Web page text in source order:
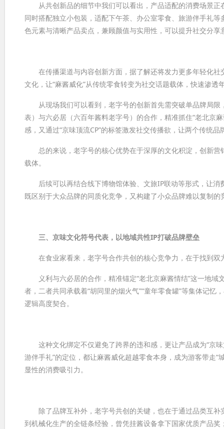
从共创新品的细节中我们可以看出，产品适配的消费场景正
同时搭配独立小包装，适配下午茶、办公室零食、旅游伴手礼
色元素与清晰产品卖点，兼顾颜值与实用性，可以提升社交分享
在传播渠道与内容创新方面，据了解还将发力更多年轻化社
文化，让“麻酱威化”从传统零食转变为社交话题载体，快速渗透
从现场我们可以看到，老字号的创新首先需突破单品牌局限
表）与六必居（六百年酱料老字号）的合作，精准抓住“老北京
感，又通过“京味顶流CP”的标签激发社交传播欲，让两个传统
总的来说，老字号的核心优势在于深厚的文化积淀，创新营
载体。
后续可以再结合线下博物馆体验、文旅IP联动等形式，让消
既区别于大众品牌的同质化竞争，又构建了小众品牌难以复制的
三、京味文化符号代表，以地域共性IP打破品牌壁垒
在食业家看来，老字号合作共创的核心竞争力，在于找到双
义利与六必居的合作，精准锚定“老北京麻酱情结”这一地域
者，二者共同承载着“胡同里的烟火气”“童年零食罐”等集体记忆
逻辑高度契合。
这种文化绑定不仅避免了跨界的违和感，更让产品成为“京味
游伴手礼”的定位，都让麻酱威化超越零食本身，成为游客带走
显性的消费吸引力。
除了品牌互补外，老字号共创的关键，也在于通过品类互补
到机械化生产的全链条经验，曾凭挂酱设备拿下国家优质产品